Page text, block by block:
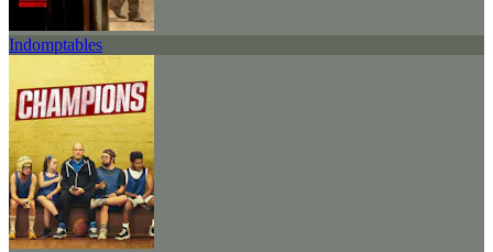
Indomptables